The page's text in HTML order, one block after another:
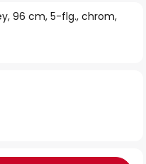
96 cm, 5-flg., chrom,